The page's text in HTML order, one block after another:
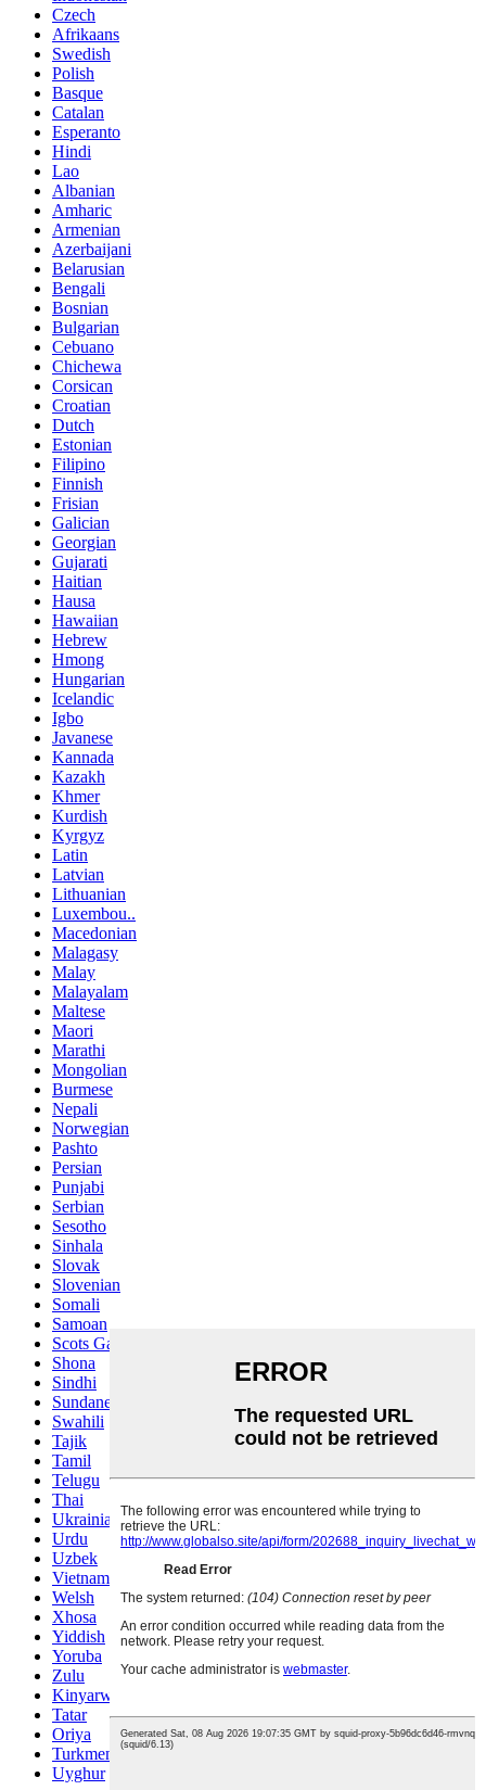
Czech
Afrikaans
Swedish
Polish
Basque
Catalan
Esperanto
Hindi
Lao
Albanian
Amharic
Armenian
Azerbaijani
Belarusian
Bengali
Bosnian
Bulgarian
Cebuano
Chichewa
Corsican
Croatian
Dutch
Estonian
Filipino
Finnish
Frisian
Galician
Georgian
Gujarati
Haitian
Hausa
Hawaiian
Hebrew
Hmong
Hungarian
Icelandic
Igbo
Javanese
Kannada
Kazakh
Khmer
Kurdish
Kyrgyz
Latin
Latvian
Lithuanian
Luxembou..
Macedonian
Malagasy
Malay
Malayalam
Maltese
Maori
Marathi
Mongolian
Burmese
Nepali
Norwegian
Pashto
Persian
Punjabi
Serbian
Sesotho
Sinhala
Slovak
Slovenian
Somali
Samoan
Scots Gaelic
Shona
Sindhi
Sundanese
Swahili
Tajik
Tamil
Telugu
Thai
Ukrainian
Urdu
Uzbek
Vietnamese
Welsh
Xhosa
Yiddish
Yoruba
Zulu
Kinyarwanda
Tatar
Oriya
Turkmen
Uyghur